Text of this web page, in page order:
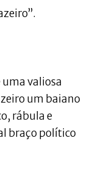
valiosa
um baiano
rábula e
braço político